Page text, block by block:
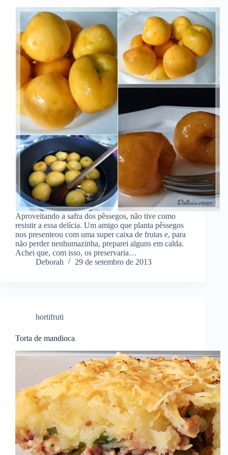
Aproveitando a safra dos pêssegos, não tive como
resistir a essa delícia. Um amigo que planta pêssegos
nos presenteou com uma super caixa de frutas e, para
não perder nenhumazinha, preparei alguns em calda.
Achei que, com isso, os preservaria…
Deborah
29 de setembro de 2013
hortifruti
Torta de mandioca